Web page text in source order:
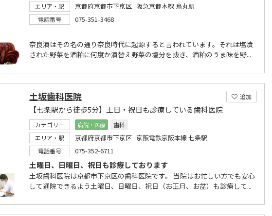
エリア・駅
京都府京都市下京区 阪急京都本線 烏丸駅
電話番号 075-351-3468
奈良漬はその名の通り奈良時代に起源すると言われています。それは塩漬
された野菜を酒粕に何度か漬替え野菜の塩分を抜き、酒粕のうま味を野...
追加
土坂歯科医院
【七条駅から徒歩5分】土日・祝日も診療している歯科医院
カテゴリー 病院・医療
歯科
エリア・駅
京都府京都市下京区 京阪電鉄京阪本線 七条駅
電話番号 075-352-6711
土曜日、日曜日、祝日も診療しております
土坂歯科医院は京都市下京区の歯科医院です。 当院はお忙しい方でも安心
して通院できるよう土曜日、日曜日、祝日（お正月、お盆）も診療して...